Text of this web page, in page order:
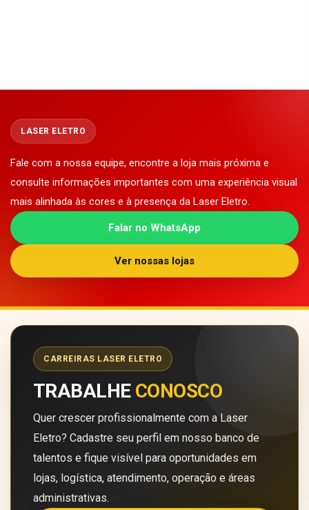
LASER ELETRO
Fale com a nossa equipe, encontre a loja mais próxima e
consulte informações importantes com uma experiência visual
mais alinhada às cores e à presença da Laser Eletro.
Falar no WhatsApp
Ver nossas lojas
CARREIRAS LASER ELETRO
TRABALHE CONOSCO
Quer crescer profissionalmente com a Laser
Eletro? Cadastre seu perfil em nosso banco de
talentos e fique visível para oportunidades em
lojas, logística, atendimento, operação e áreas
administrativas.